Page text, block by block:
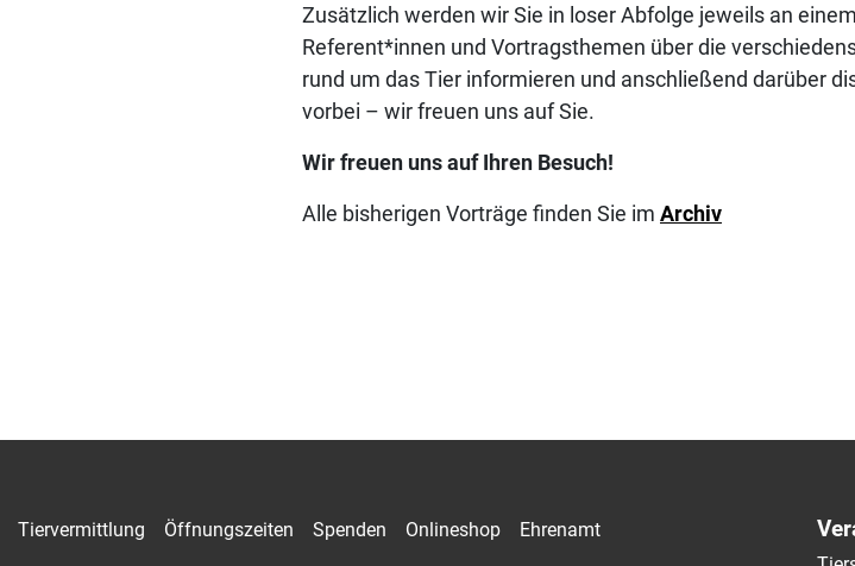
Zusätzlich werden wir Sie in loser Abfolge jeweils an
Referent*innen und Vortragsthemen über die
rund um das Tier informieren und anschließend darüber
vorbei – wir freuen uns auf Sie.
Wir freuen uns auf Ihren Besuch!
Alle bisherigen Vorträge finden Sie im Archiv
Tiervermittlung Öffnungszeiten Spenden Onlineshop Ehrenamt